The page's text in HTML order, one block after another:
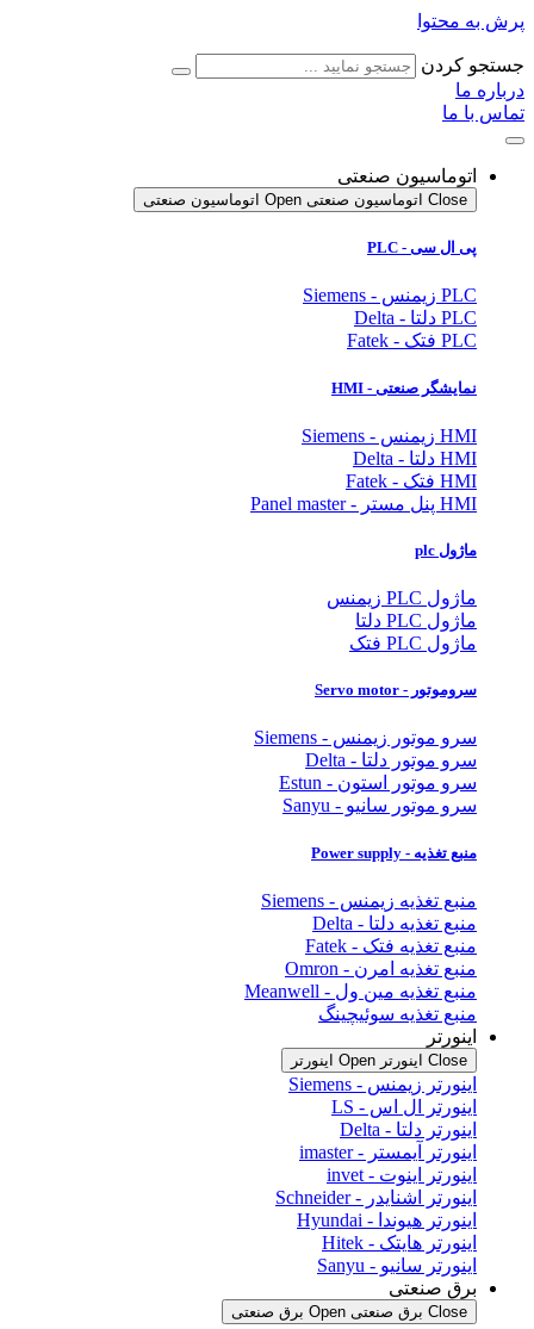
پرش به محتوا
جستجو کردن
درباره ما
تماس با ما
اتوماسیون صنعتی
Close اتوماسیون صنعتی Open اتوماسیون صنعتی
پی ال سی - PLC
PLC زیمنس - Siemens
PLC دلتا - Delta
PLC فتک - Fatek
نمایشگر صنعتی - HMI
HMI زیمنس - Siemens
HMI دلتا - Delta
HMI فتک - Fatek
HMI پنل مستر - Panel master
ماژول plc
ماژول PLC زیمنس
ماژول PLC دلتا
ماژول PLC فتک
سروموتور - Servo motor
سرو موتور زیمنس - Siemens
سرو موتور دلتا - Delta
سرو موتور استون - Estun
سرو موتور سانیو - Sanyu
منبع تغذیه - Power supply
منبع تغذیه زیمنس - Siemens
منبع تغذیه دلتا - Delta
منبع تغذیه فتک - Fatek
منبع تغذیه امرن - Omron
منبع تغذیه مین ول - Meanwell
منبع تغذیه سوئیچینگ
اینورتر
Close اینورتر Open اینورتر
اینورتر زیمنس - Siemens
اینورتر ال اس - LS
اینورتر دلتا - Delta
اینورتر آیمستر - imaster
اینورتر اینوت - invet
اینورتر اشنایدر - Schneider
اینورتر هیوندا - Hyundai
اینورتر هایتک - Hitek
اینورتر سانیو - Sanyu
برق صنعتی
Close برق صنعتی Open برق صنعتی